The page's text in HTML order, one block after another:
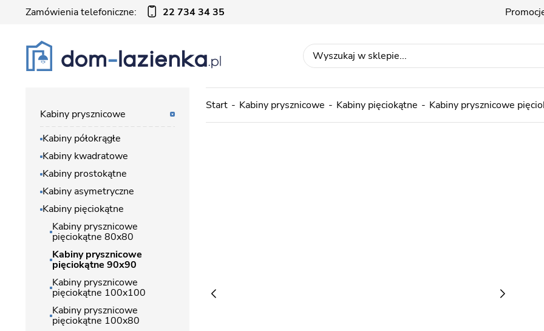
Zamówienia telefoniczne: 22 734 34 35
Start Kabiny prysznicowe Kabiny pięciokątne Kabiny prysznicowe
Kabiny prysznicowe
Kabiny półokrągłe
Kabiny kwadratowe
Kabiny prostokątne
Kabiny asymetryczne
Kabiny pięciokątne
Kabiny prysznicowe
pięciokątne 80x80
Kabiny prysznicowe
pięciokątne 90x90
Kabiny prysznicowe
pięciokątne 100x100
Kabiny prysznicowe
pięciokątne 100x80